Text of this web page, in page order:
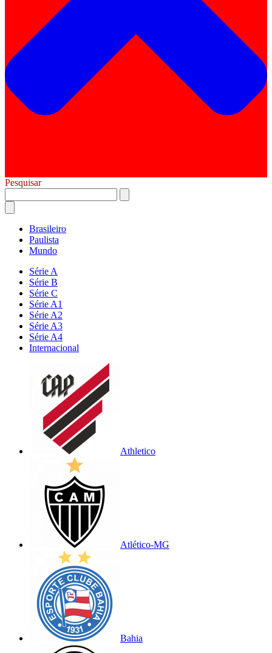
Pesquisar
Brasileiro
Paulista
Mundo
Série A
Série B
Série C
Série A1
Série A2
Série A3
Série A4
Internacional
Athletico
Atlético-MG
Bahia